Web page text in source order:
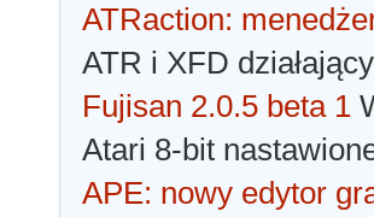
ATRaction:
ATR i XFD
Fujisan 2.0.5 beta 1
Atari 8-bit
APE: nowy edytor